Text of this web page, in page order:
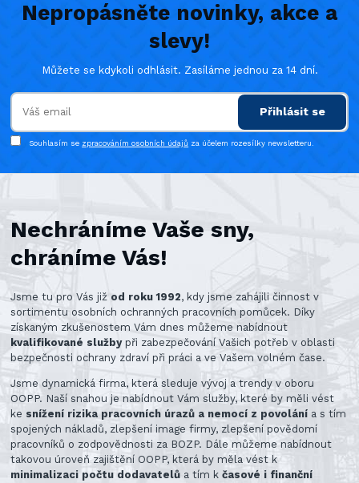
Nepropásněte novinky, akce a
slevy!
Můžete se kdykoli odhlásit. Zasíláme jednou za 14 dní.
Přihlásit se
Souhlasím se zpracováním osobních údajů za účelem rozesílky newsletteru.
Nechráníme Vaše sny,
chráníme Vás!
Jsme tu pro Vás již od roku 1992, kdy jsme zahájili činnost v
sortimentu osobních ochranných pracovních pomůcek. Díky
získaným zkušenostem Vám dnes můžeme nabídnout
kvalifikované službypři zabezpečování Vašich potřeb v oblasti
bezpečnosti ochrany zdraví při práci a ve Vašem volném čase.
Jsme dynamická firma, která sleduje vývoj a trendy v oboru
OOPP. Naší snahou je nabídnout Vám služby, které by měli vést
ke snížení rizika pracovních úrazů a nemocí z povolání a s tím
spojených nákladů, zlepšení image firmy, zlepšení povědomí
pracovníků o zodpovědnosti za BOZP. Dále můžeme nabídnout
takovou úroveň zajištění OOPP, která by měla vést k
minimalizaci počtu dodavatelů a tím kčasové i finanční